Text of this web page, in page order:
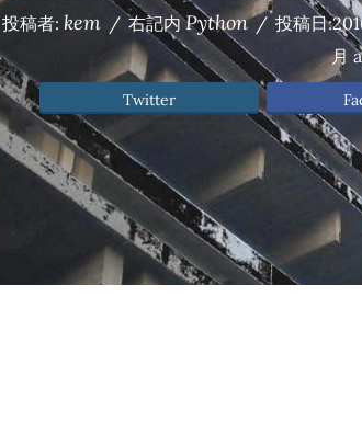
投稿者: kem / 右記内Python / 投稿日:
月
Twitter